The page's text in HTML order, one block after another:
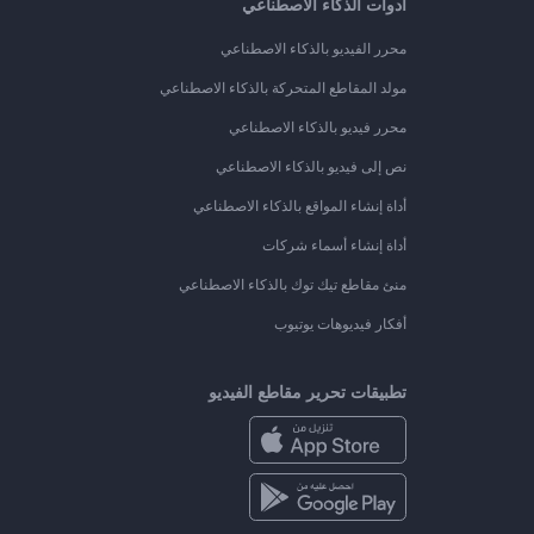
أدوات الذكاء الاصطناعي
محرر الفيديو بالذكاء الاصطناعي
مولد المقاطع المتحركة بالذكاء الاصطناعي
محرر فيديو بالذكاء الاصطناعي
نص إلى فيديو بالذكاء الاصطناعي
أداة إنشاء المواقع بالذكاء الاصطناعي
أداة إنشاء أسماء شركات
منئ مقاطع تيك توك بالذكاء الاصطناعي
أفكار فيديوهات يوتيوب
تطبيقات تحرير مقاطع الفيديو